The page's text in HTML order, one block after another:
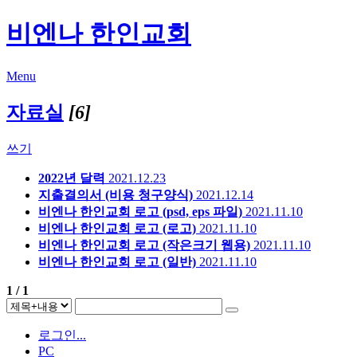
비엔나 한인교회
Menu
자료실 [6]
쓰기
2022년 달력 2021.12.23
지출결의서 (비용 청구양식) 2021.12.14
비엔나 한인교회 로고 (psd, eps 파일) 2021.11.10
비엔나 한인교회 로고 (로고) 2021.11.10
비엔나 한인교회 로고 (작은크기 웹용) 2021.11.10
비엔나 한인교회 로고 (일반) 2021.11.10
1 / 1
로그인...
PC